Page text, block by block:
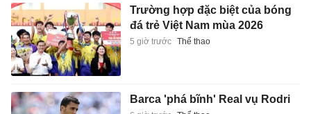
Trường hợp đặc biệt của bóng
đá trẻ Việt Nam mùa 2026
5 giờ trước Thể thao
Barca 'phá bĩnh' Real vụ Rodri